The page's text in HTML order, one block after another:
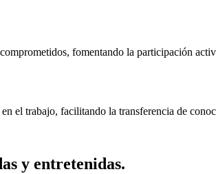
fomentando la participación
el trabajo, facilitando la transferencia de
y entretenidas.